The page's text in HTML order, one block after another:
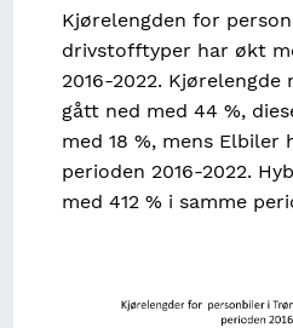
Kjørelengden for
drivstofftyper har økt
2016-2022. Kjørelengde
gått ned med 44 %,
med 18 %, mens Elbiler
perioden 2016-2022.
med 412 % i samme